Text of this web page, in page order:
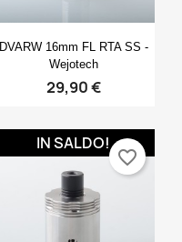
 Anteprima
DVARW 16mm FL RTA SS -
Wejotech
29,90 €
IN SALDO!
favorite_border